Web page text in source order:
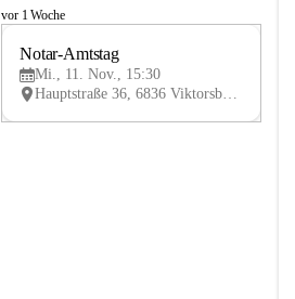
V
vor 1 Woche
V
Notar-Amtstag
Mi., 11. Nov., 15:30
Hauptstraße 36, 6836 Viktorsberg, AUT